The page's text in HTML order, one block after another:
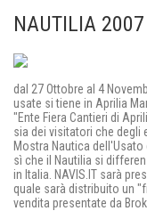
NAUTILIA 2007
dal 27 Ottobre al 4
usate si tiene in Aprilia
"Ente Fiera Cantieri di
sia dei visitatori che
Mostra Nautica
sì che il Nautilia si
in Italia. NAVIS.IT sarà
quale sarà distribuito un
vendita presentate da